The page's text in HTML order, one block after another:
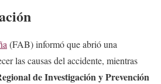
(FAB) informó que abrió una
las causas del accidente, mientras
de Investigación y Prevención